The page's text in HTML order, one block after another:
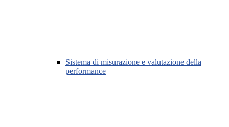
Sistema di misurazione e valutazione della
performance